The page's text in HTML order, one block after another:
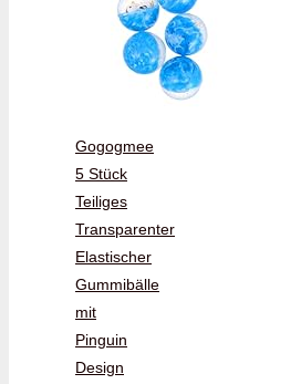
Gogogmee
5 Stück
Teiliges
Transparenter
Elastischer
Gummibälle
mit
Pinguin
Design